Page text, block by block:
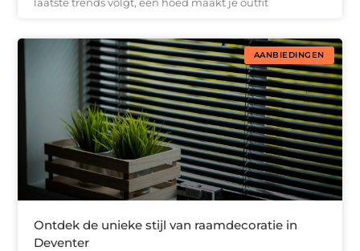
AANBIEDINGEN
Ontdek de unieke stijl van raamdecoratie in
Deventer